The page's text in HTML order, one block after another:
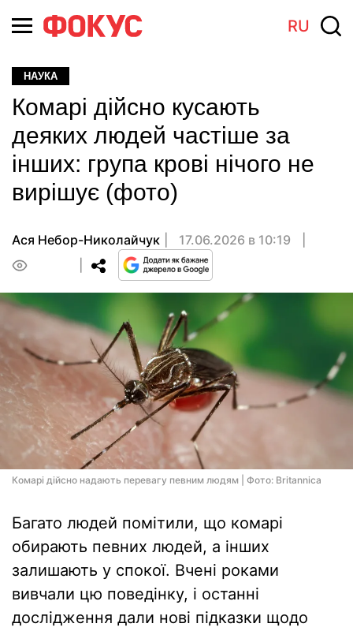
RU
НАУКА
Комарі дійсно кусають
деяких людей частіше за
інших: група крові нічого не
вирішує (фото)
Ася Небор-Николайчук
17.06.2026 в 10:19
Комарі дійсно надають перевагу певним людям | Фото: Britannica
Багато людей помітили, що комарі
обирають певних людей, а інших
залишають у спокої. Вчені роками
вивчали цю поведінку, і останні
дослідження дали нові підказки щодо